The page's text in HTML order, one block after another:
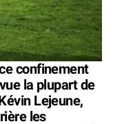
confinement
la plupart de
Lejeune,
les